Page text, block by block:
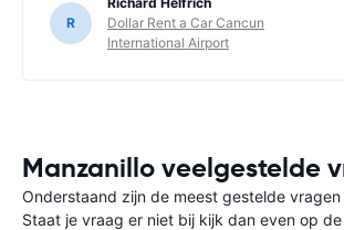
R
Dollar Rent a Car Cancun
International Airport
Manzanillo veelgestelde
Onderstaand zijn de meest gestelde vragen
Staat je vraag er niet bij kijk dan even op de